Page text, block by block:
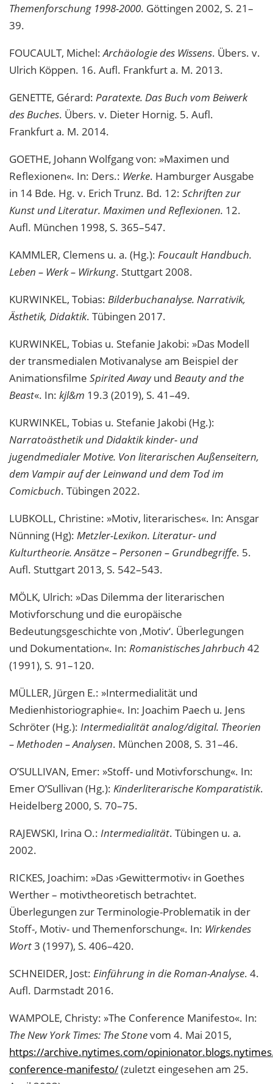
Themenforschung 1998-2000. Göttingen 2002, S. 21–
39.
FOUCAULT, Michel:Archäologie des Wissens. Übers. v.
Ulrich Köppen. 16. Aufl. Frankfurt a. M. 2013.
GENETTE, Gérard: Paratexte. Das Buch vom Beiwerk
des Buches. Übers. v. Dieter Hornig. 5. Aufl.
Frankfurt a. M. 2014.
GOETHE, Johann Wolfgang von: »Maximen und
Reflexionen«. In: Ders.: Werke. Hamburger Ausgabe
in 14 Bde. Hg. v. Erich Trunz. Bd. 12: Schriften zur
Kunst und Literatur. Maximen und Reflexionen. 12.
Aufl. München 1998, S. 365–547.
KAMMLER, Clemens u. a. (Hg.): Foucault Handbuch.
Leben – Werk – Wirkung. Stuttgart 2008.
KURWINKEL, Tobias: Bilderbuchanalyse. Narrativik,
Ästhetik, Didaktik. Tübingen 2017.
KURWINKEL, Tobias u. Stefanie Jakobi: »Das Modell
der transmedialen Motivanalyse am Beispiel der
Animationsfilme Spirited Awayund Beauty and the
Beast«. In: kjl&m 19.3 (2019), S. 41–49.
KURWINKEL, Tobias u. Stefanie Jakobi (Hg.):
Narratoästhetik und Didaktik kinder- und
jugendmedialer Motive. Von literarischen Außenseitern,
dem Vampir auf der Leinwand und dem Tod im
Comicbuch. Tübingen 2022.
LUBKOLL, Christine: »Motiv, literarisches«. In: Ansgar
Nünning (Hg): Metzler-Lexikon. Literatur- und
Kulturtheorie. Ansätze – Personen – Grundbegriffe. 5.
Aufl. Stuttgart 2013, S. 542–543.
MÖLK, Ulrich: »Das Dilemma der literarischen
Motivforschung und die europäische
Bedeutungsgeschichte von ‚Motiv‘. Überlegungen
und Dokumentation«. In: Romanistisches Jahrbuch 42
(1991), S. 91–120.
MÜLLER, Jürgen E.: »Intermedialität und
Medienhistoriographie«. In: Joachim Paech u. Jens
Schröter (Hg.): Intermedialität analog/digital. Theorien
– Methoden – Analysen. München 2008, S. 31–46.
O’SULLIVAN, Emer: »Stoff- und Motivforschung«. In:
Emer O’Sullivan (Hg.): Kinderliterarische Komparatistik.
Heidelberg 2000, S. 70–75.
RAJEWSKI, Irina O.: Intermedialität. Tübingen u. a.
2002.
RICKES, Joachim: »Das ›Gewittermotiv‹ in Goethes
Werther – motivtheoretisch betrachtet.
Überlegungen zur Terminologie-Problematik in der
Stoff-, Motiv- und Themenforschung«. In: Wirkendes
Wort3 (1997), S. 406–420.
SCHNEIDER, Jost: Einführung in die Roman-Analyse. 4.
Aufl. Darmstadt 2016.
WAMPOLE, Christy: »The Conference Manifesto«. In:
The New York Times: The Stonevom 4. Mai 2015,
https://archive.nytimes.com/
conference-manifesto/(zuletzt eingesehen am 25.